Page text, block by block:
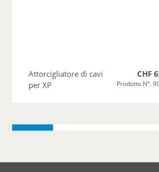
Attorcigliatore di cavi
per XP
CHF
Prodotto N°.